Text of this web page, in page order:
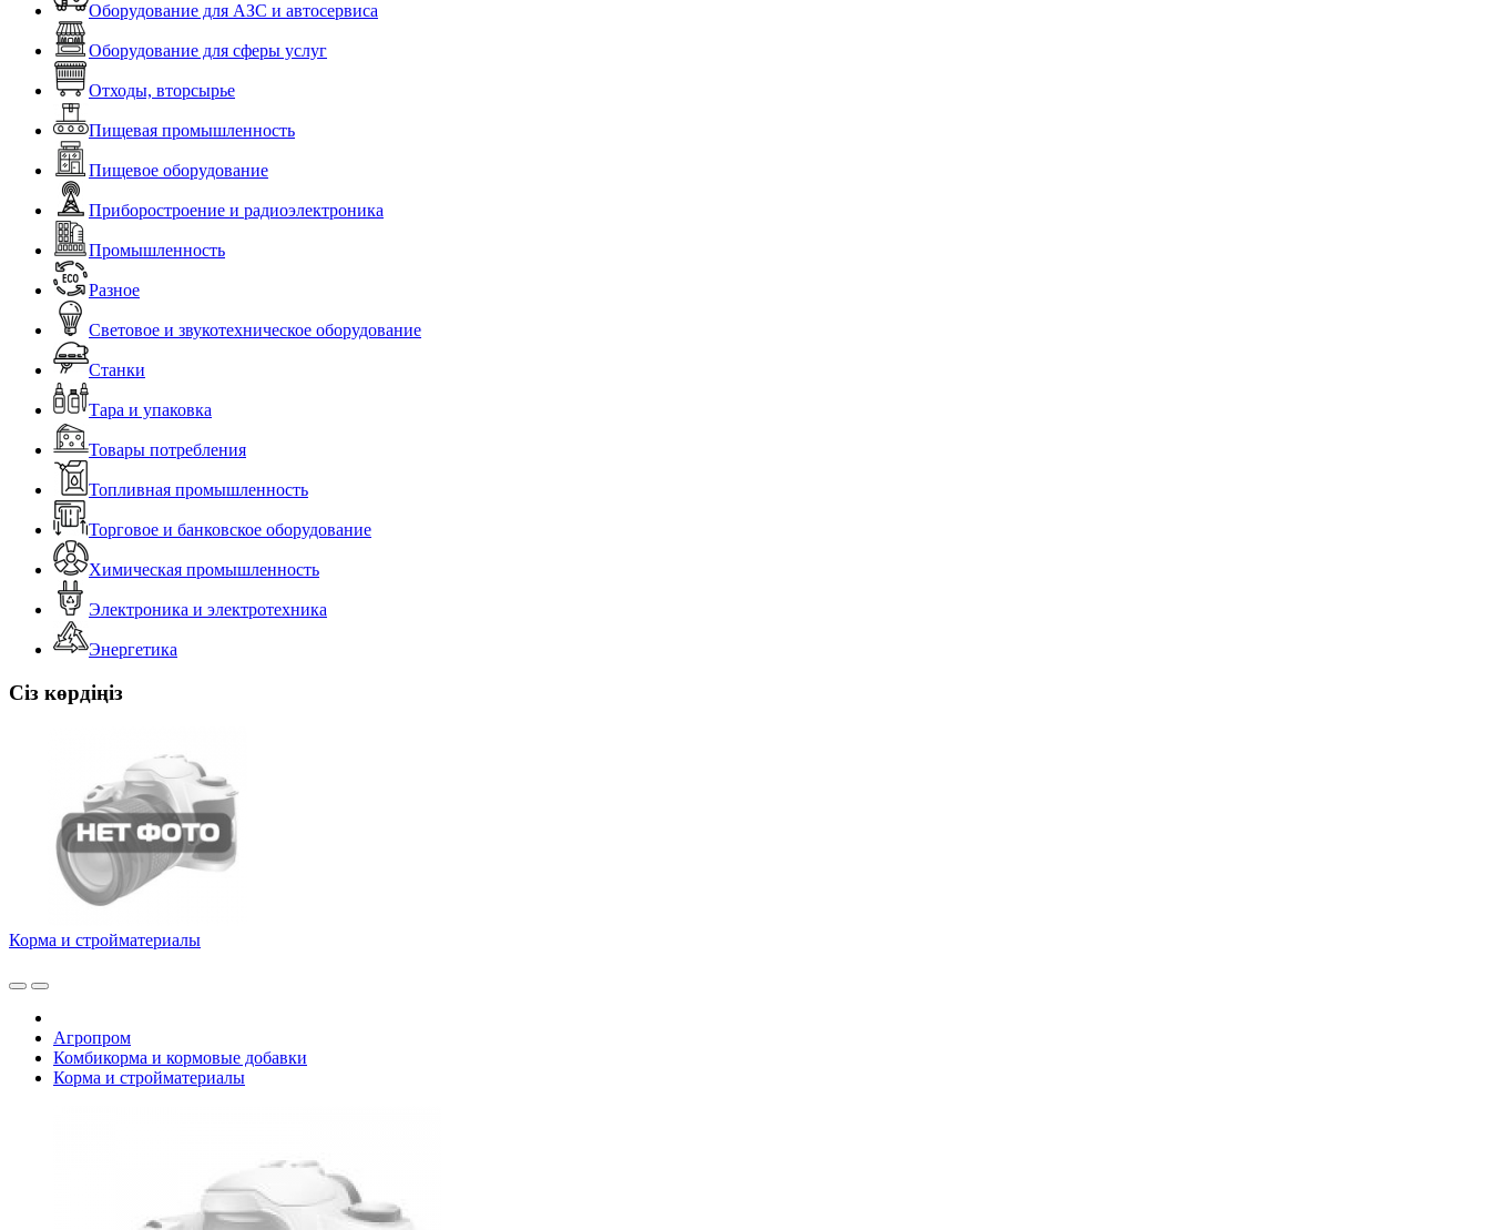
Оборудование для АЗС и автосервиса
Оборудование для сферы услуг
Отходы, вторсырье
Пищевая промышленность
Пищевое оборудование
Приборостроение и радиоэлектроника
Промышленность
Разное
Световое и звукотехническое оборудование
Станки
Тара и упаковка
Товары потребления
Топливная промышленность
Торговое и банковское оборудование
Химическая промышленность
Электроника и электротехника
Энергетика
Сіз көрдіңіз
Корма и стройматериалы
Агропром
Комбикорма и кормовые добавки
Корма и стройматериалы